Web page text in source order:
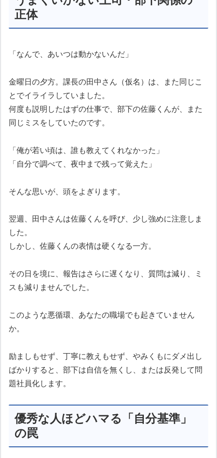
正体
「なんで、あいつは動かないんだ」
金曜日の夕方。課長の田中さん（仮名）は、また同じこ
とでイライラしていました。
何度も説明したはずの仕事で、部下の佐藤くんが、また
同じミスをしていたのです。
「俺が若い頃は、誰も教えてくれなかった」
「自分で調べて、夜中まで残って覚えた」
そんな思いが、頭をよぎります。
翌週、田中さんは佐藤くんを呼び、少し強めに注意しま
した。
しかし、佐藤くんの表情は硬くなる一方。
その日を境に、報告はさらに遅くなり、質問は減り、ミ
スも減りませんでした。
このような悪循環、あなたの職場でも起きていません
か。
励ましもせず、丁寧に教えもせず、やみくもにダメ出し
ばかりすると、部下は自信を無くし、または反発して問
題社員化します。
優秀な人ほどハマる「自分基準」
の罠